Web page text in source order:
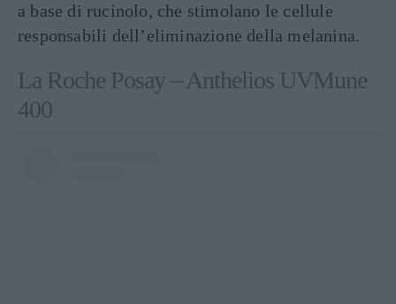
a base di rucinolo, che stimolano le cellule
responsabili dell’eliminazione della melanina.
La Roche Posay – Anthelios UVMune
400